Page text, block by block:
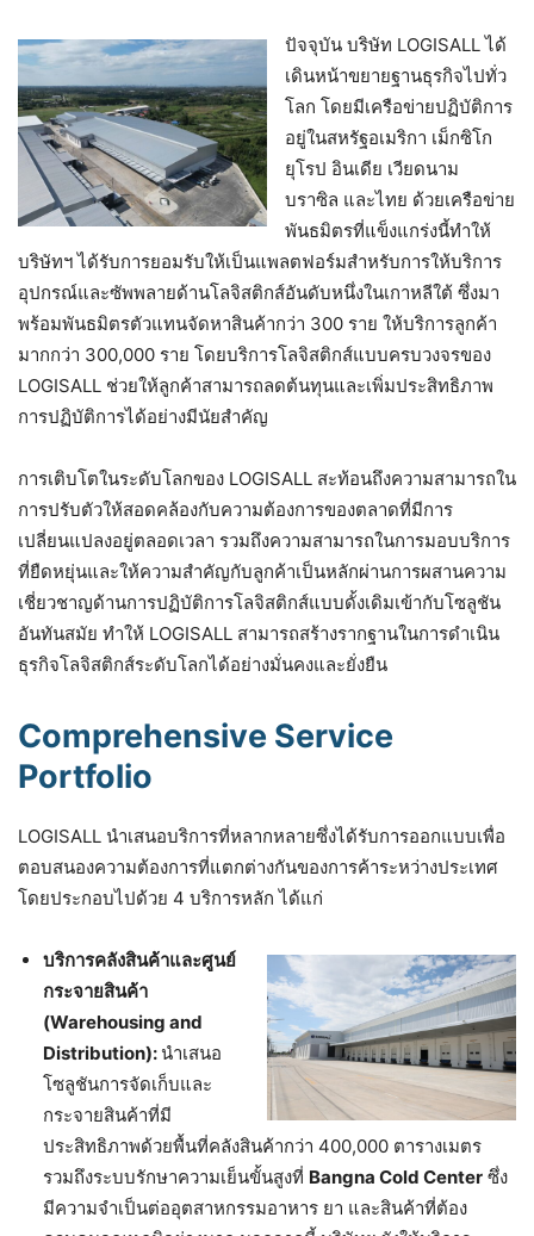
ปัจจุบัน บริษัท LOGISALL ได้
เดินหน้าขยายฐานธุรกิจไปทั่ว
โลก โดยมีเครือข่ายปฏิบัติการ
อยู่ในสหรัฐอเมริกา เม็กซิโก
ยุโรป อินเดีย เวียดนาม
บราซิล และไทย ด้วยเครือข่าย
พันธมิตรที่แข็งแกร่งนี้ทำให้
บริษัทฯ ได้รับการยอมรับให้เป็นแพลตฟอร์มสำหรับการให้บริการ
อุปกรณ์และซัพพลายด้านโลจิสติกส์อันดับหนึ่งในเกาหลีใต้ ซึ่งมา
พร้อมพันธมิตรตัวแทนจัดหาสินค้ากว่า 300 ราย ให้บริการลูกค้า
มากกว่า 300,000 ราย โดยบริการโลจิสติกส์แบบครบวงจรของ
LOGISALL ช่วยให้ลูกค้าสามารถลดต้นทุนและเพิ่มประสิทธิภาพ
การปฏิบัติการได้อย่างมีนัยสำคัญ
การเติบโตในระดับโลกของ LOGISALL สะท้อนถึงความสามารถใน
การปรับตัวให้สอดคล้องกับความต้องการของตลาดที่มีการ
เปลี่ยนแปลงอยู่ตลอดเวลา รวมถึงความสามารถในการมอบบริการ
ที่ยืดหยุ่นและให้ความสำคัญกับลูกค้าเป็นหลักผ่านการผสานความ
เชี่ยวชาญด้านการปฏิบัติการโลจิสติกส์แบบดั้งเดิมเข้ากับโซลูชัน
อันทันสมัย ทำให้ LOGISALL สามารถสร้างรากฐานในการดำเนิน
ธุรกิจโลจิสติกส์ระดับโลกได้อย่างมั่นคงและยั่งยืน
Comprehensive Service
Portfolio
LOGISALL นำเสนอบริการที่หลากหลายซึ่งได้รับการออกแบบเพื่อ
ตอบสนองความต้องการที่แตกต่างกันของการค้าระหว่างประเทศ
โดยประกอบไปด้วย 4 บริการหลัก ได้แก่
บริการคลังสินค้าและศูนย์
กระจายสินค้า
(Warehousing and
Distribution):นำเสนอ
โซลูชันการจัดเก็บและ
กระจายสินค้าที่มี
ประสิทธิภาพด้วยพื้นที่คลังสินค้ากว่า 400,000 ตารางเมตร
รวมถึงระบบรักษาความเย็นขั้นสูงที่ Bangna Cold Center ซึ่ง
มีความจำเป็นต่ออุตสาหกรรมอาหาร ยา และสินค้าที่ต้อง